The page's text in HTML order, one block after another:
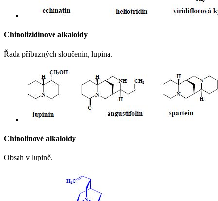
Chinolizidinové alkaloidy
Řada příbuzných sloučenin, lupina.
Chinolinové alkaloidy
Obsah v lupině.